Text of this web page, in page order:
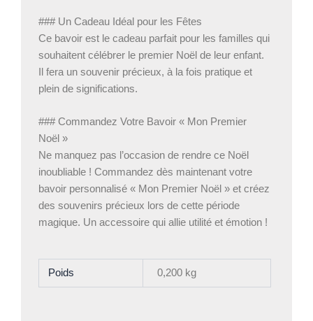
### Un Cadeau Idéal pour les Fêtes
Ce bavoir est le cadeau parfait pour les familles qui
souhaitent célébrer le premier Noël de leur enfant.
Il fera un souvenir précieux, à la fois pratique et
plein de significations.
### Commandez Votre Bavoir « Mon Premier
Noël »
Ne manquez pas l’occasion de rendre ce Noël
inoubliable ! Commandez dès maintenant votre
bavoir personnalisé « Mon Premier Noël » et créez
des souvenirs précieux lors de cette période
magique. Un accessoire qui allie utilité et émotion !
Poids 0,200 kg